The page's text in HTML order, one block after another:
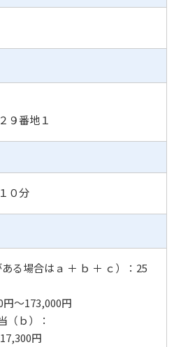
９番地１
０分
る場合はａ ＋ ｂ ＋ ｃ）：25
〜173,000円
（ｂ）：
円